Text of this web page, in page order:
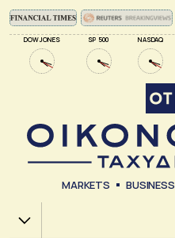
DOW JONES SP 500 NASDAQ
MARKETS BUSINESS
Χ.Α.